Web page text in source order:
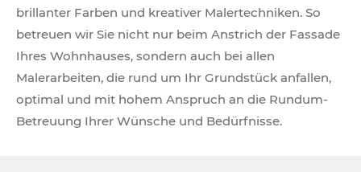
brillanter Farben und kreativer Malertechniken. So
betreuen wir Sie nicht nur beim Anstrich der Fassade
Ihres Wohnhauses, sondern auch bei allen
Malerarbeiten, die rund um Ihr Grundstück anfallen,
optimal und mit hohem Anspruch an die Rundum-
Betreuung Ihrer Wünsche und Bedürfnisse.